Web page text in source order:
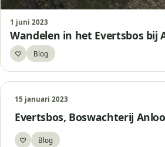
1 juni 2023
Wandelen in het Evertsbos bij
♡Bewaar
Blog
15 januari 2023
Evertsbos, Boswachterij Anloo
♡Bewaar
Blog